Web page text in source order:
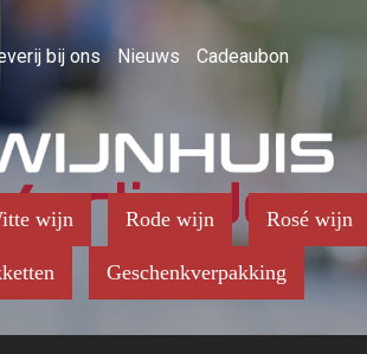
bij ons Nieuws Cadeaubon
wijn Rode wijn Rosé wijn
Geschenkverpakking